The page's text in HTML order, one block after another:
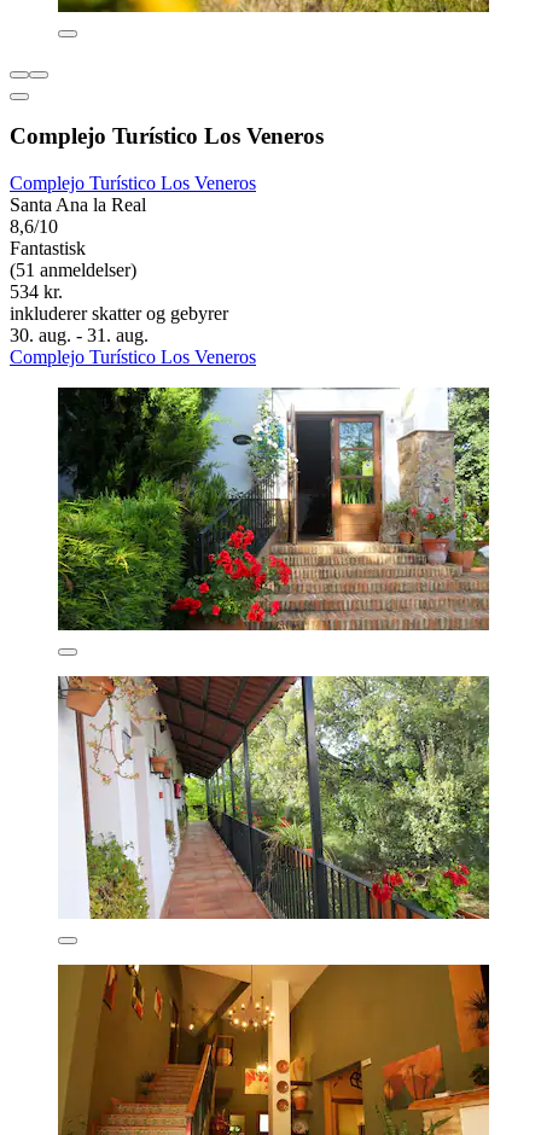
Complejo Turístico Los Veneros
Complejo Turístico Los Veneros
Santa Ana la Real
8,6/10
Fantastisk
(51 anmeldelser)
534 kr.
inkluderer skatter og gebyrer
30. aug. - 31. aug.
Complejo Turístico Los Veneros